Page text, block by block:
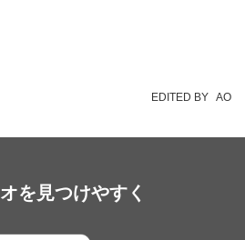
EDITED BY AO
を見つけやすく